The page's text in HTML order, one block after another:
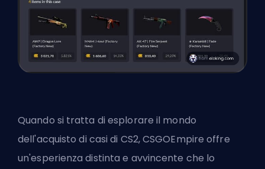
Quando si tratta di esplorare il mondo
dell'acquisto di casi di CS2, CSGOEmpire offre
un'esperienza distinta e avvincente che lo